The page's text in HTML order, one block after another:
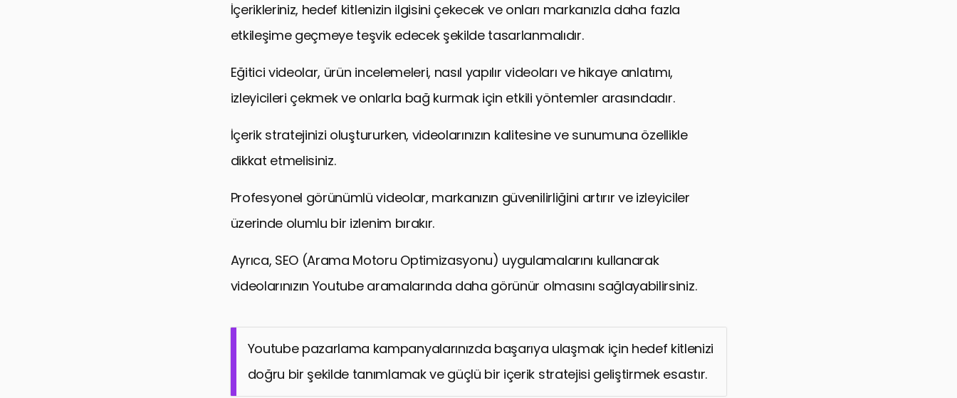
İçerikleriniz, hedef kitlenizin ilgisini çekecek ve onları markanızla daha fazla
etkileşime geçmeye teşvik edecek şekilde tasarlanmalıdır.
Eğitici videolar, ürün incelemeleri, nasıl yapılır videoları ve hikaye anlatımı,
izleyicileri çekmek ve onlarla bağ kurmak için etkili yöntemler arasındadır.
İçerik stratejinizi oluştururken, videolarınızın kalitesine ve sunumuna özellikle
dikkat etmelisiniz.
Profesyonel görünümlü videolar, markanızın güvenilirliğini artırır ve izleyiciler
üzerinde olumlu bir izlenim bırakır.
Ayrıca, SEO (Arama Motoru Optimizasyonu) uygulamalarını kullanarak
videolarınızın Youtube aramalarında daha görünür olmasını sağlayabilirsiniz.
Youtube pazarlama kampanyalarınızda başarıya ulaşmak için hedef kitlenizi
doğru bir şekilde tanımlamak ve güçlü bir içerik stratejisi geliştirmek esastır.